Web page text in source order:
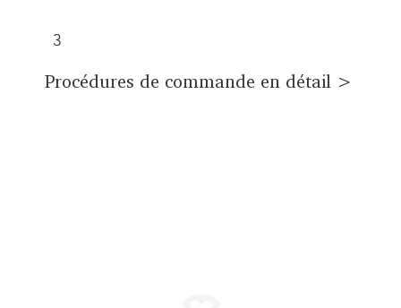
3
Procédures de commande en détail >